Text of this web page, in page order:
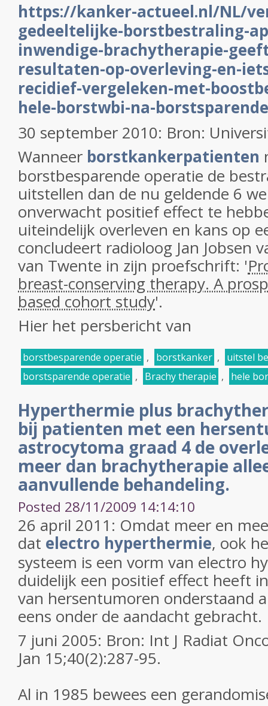
https://kanker-actueel.nl/NL/
gedeeltelijke-borstbestraling-
inwendige-brachytherapie-
resultaten-op-overleving-en-
recidief-vergeleken-met-
hele-borstwbi-na-
30 september 2010: Bron:
Wanneer borstkankerpatienten
borstbesparende operatie de
uitstellen dan de nu geldende 6
onverwacht positief effect te
uiteindelijk overleven en kans op
concludeert radioloog Jan Jobsen
van Twente in zijn proefschrift: '
breast-conserving therapy. A
based cohort study'.
Hier het persbericht van
borstbesparende operatie , borstkanker ,
uitstel
borstsparende operatie , Brachy therapie , hele
Hyperthermie plus
bij patienten met een
astrocytoma graad 4 de
meer dan brachytherapie
aanvullende behandeling.
Posted 28/11/2009 14:14:10
26 april 2011: Omdat meer en
dat electro hyperthermie, ook
systeem is een vorm van electro
duidelijk een positief effect heeft
van hersentumoren onderstaand
eens onder de aandacht gebracht.
7 juni 2005: Bron: Int J Radiat
Jan 15;40(2):287-95.
Al in 1985 bewees een